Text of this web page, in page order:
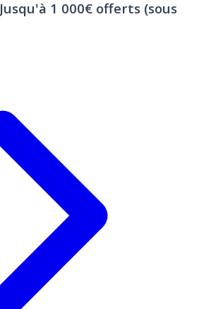
Jusqu'à 1 000€ offerts (sous